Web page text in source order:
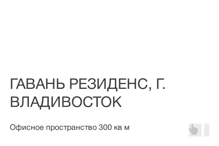
ГАВАНЬ РЕЗИДЕНС, Г.
ВЛАДИВОСТОК
Офисное пространство 300 кв м